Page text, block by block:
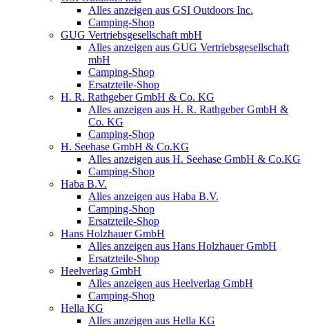
Alles anzeigen aus GSI Outdoors Inc.
Camping-Shop
GUG Vertriebsgesellschaft mbH
Alles anzeigen aus GUG Vertriebsgesellschaft
mbH
Camping-Shop
Ersatzteile-Shop
H. R. Rathgeber GmbH & Co. KG
Alles anzeigen aus H. R. Rathgeber GmbH &
Co. KG
Camping-Shop
H. Seehase GmbH & Co.KG
Alles anzeigen aus H. Seehase GmbH & Co.KG
Camping-Shop
Haba B.V.
Alles anzeigen aus Haba B.V.
Camping-Shop
Ersatzteile-Shop
Hans Holzhauer GmbH
Alles anzeigen aus Hans Holzhauer GmbH
Ersatzteile-Shop
Heelverlag GmbH
Alles anzeigen aus Heelverlag GmbH
Camping-Shop
Hella KG
Alles anzeigen aus Hella KG